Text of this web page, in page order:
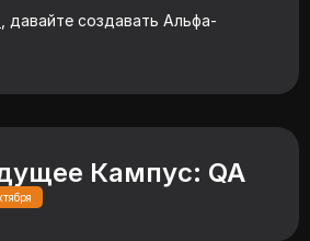
, давайте создавать Альфа-
Кампус: QA